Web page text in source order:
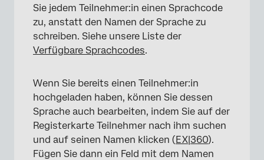
×
Sie jedem Teilnehmer:in einen Sprachcode
zu, anstatt den Namen der Sprache zu
schreiben. Siehe unsere Liste der
Verfügbare Sprachcodes.
Wenn Sie bereits einen Teilnehmer:in
hochgeladen haben, können Sie dessen
Sprache auch bearbeiten, indem Sie auf der
Registerkarte Teilnehmer nach ihm suchen
und auf seinen Namen klicken (EX|360).
Fügen Sie dann ein Feld mit dem Namen